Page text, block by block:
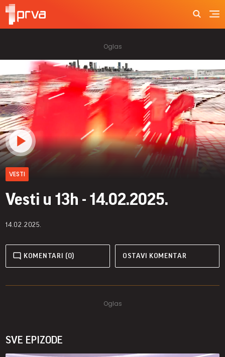
VESTI
Vesti u 13h - 14.02.2025.
14.02.2025.
KOMENTARI (0) OSTAVI KOMENTAR
SVE EPIZODE